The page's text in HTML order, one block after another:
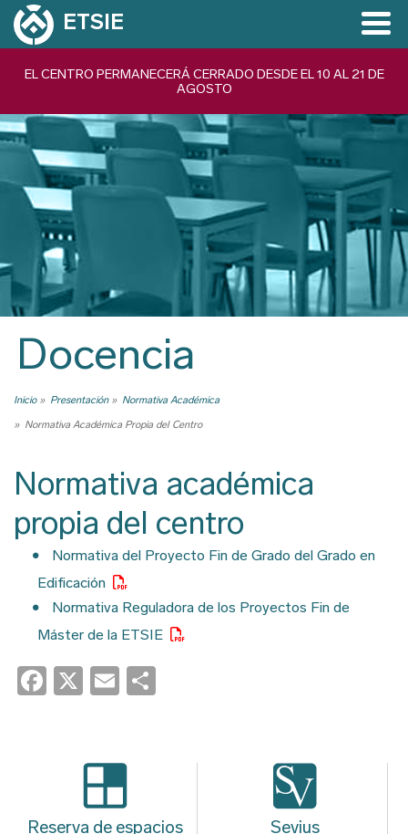
Pasar
ETSIE
Navegación
EL CENTRO PERMANECERÁ CERRADO DESDE EL 10 AL 21 DE
AGOSTO
Docencia
Ruta
de
Inicio Presentación
Normativa Académica
Normativa Académica Propia del Centro
Normativa académica
propia del centro
Normativa del Proyecto Fin de Grado del Grado en
Edificación
Normativa Reguladora de los Proyectos Fin de
Máster de la ETSIE
Facebook
X Email
Reserva de espacios Sevius